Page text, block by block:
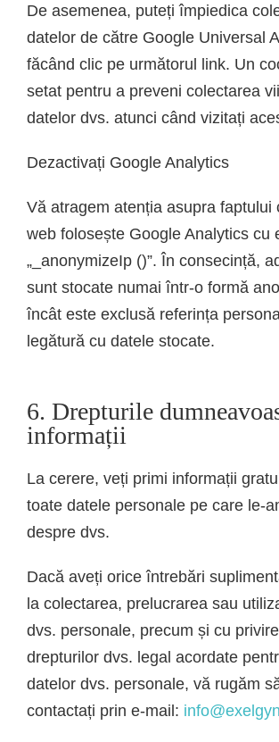
De asemenea, puteți împiedica
datelor de către Google Universal
făcând clic pe următorul link. Un
setat pentru a preveni colectarea
datelor dvs. atunci când vizitați
Dezactivați Google Analytics
Vă atragem atenția asupra faptului
web folosește Google Analytics cu
„_anonymizeIp ()”. În consecință,
sunt stocate numai într-o formă
încât este exclusă referința
legătură cu datele stocate.
6. Drepturile
informații
La cerere, veți primi informații
toate datele personale pe care le-
despre dvs.
Dacă aveți orice întrebări
la colectarea, prelucrarea sau
dvs. personale, precum și cu
drepturilor dvs. legal acordate
datelor dvs. personale, vă rugăm
contactați prin e-mail: